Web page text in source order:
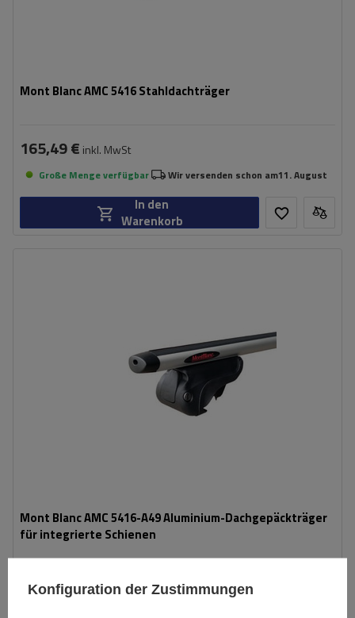
Mont Blanc AMC 5416 Stahldachträger
165,49 € inkl. MwSt
Große Menge verfügbar Wir versenden schon am11. August
In den
Warenkorb
Mont Blanc AMC 5416-A49 Aluminium-Dachgepäckträger
für integrierte Schienen
212,49 €inkl. MwSt
Konfiguration der Zustimmungen